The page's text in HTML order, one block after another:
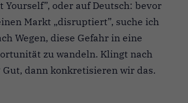
Yourself”, oder auf Deutsch: bevor
Markt „disruptiert”, suche ich
Wegen, diese Gefahr in eine
zu wandeln. Klingt nach
dann konkretisieren wir das.